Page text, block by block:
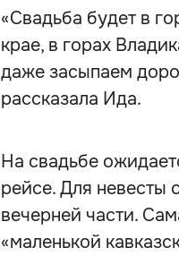
«Свадьба будет в
крае, в горах
даже засыпаем
рассказала Ида.
На свадьбе
рейсе. Для невесты
вечерней части.
«маленькой